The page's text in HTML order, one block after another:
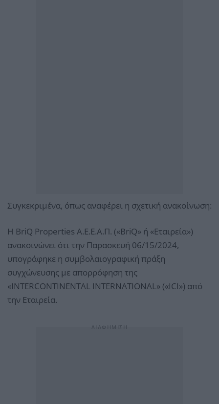
Συγκεκριμένα, όπως αναφέρει η σχετική ανακοίνωση:
Η BriQ Properties Α.Ε.Ε.Α.Π. («BriQ» ή «Εταιρεία»)
ανακοινώνει ότι την Παρασκευή 06/15/2024,
υπογράφηκε η συμβολαιογραφική πράξη
συγχώνευσης με απορρόφηση της
«INTERCONTINENTAL INTERNATIONAL» («ICI») από
την Εταιρεία.